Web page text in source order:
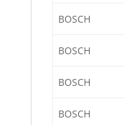
BOSCH
BOSCH
BOSCH
BOSCH